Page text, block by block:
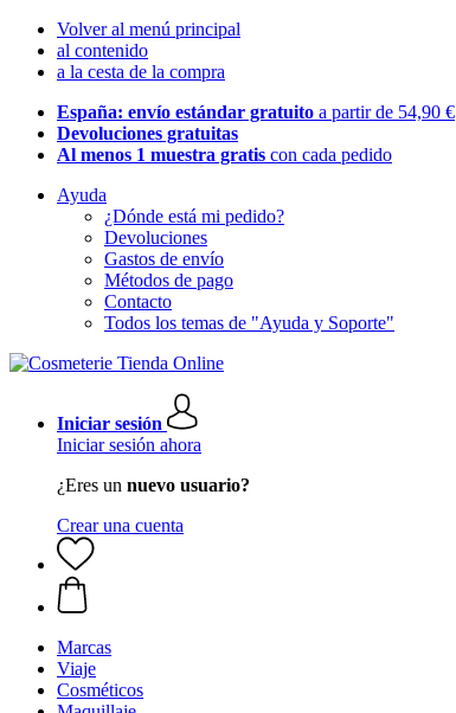
Volver al menú principal
al contenido
a la cesta de la compra
España: envío estándar gratuito a partir de 54,90 €
Devoluciones gratuitas
Al menos 1 muestra gratis con cada pedido
Ayuda
¿Dónde está mi pedido?
Devoluciones
Gastos de envío
Métodos de pago
Contacto
Todos los temas de "Ayuda y Soporte"
Iniciar sesión
Iniciar sesión ahora
¿Eres un nuevo usuario?
Crear una cuenta
Marcas
Viaje
Cosméticos